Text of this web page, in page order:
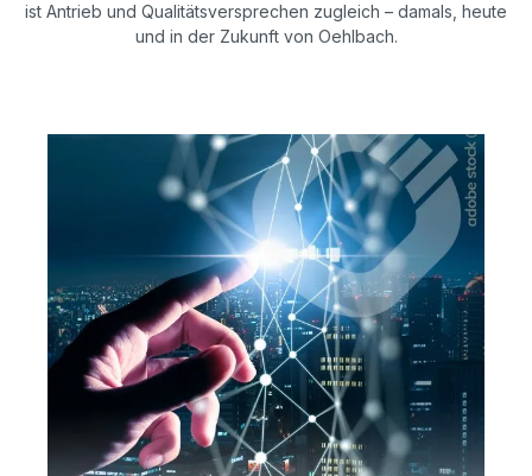
ist Antrieb und Qualitätsversprechen zugleich – damals, heute
und in der Zukunft von Oehlbach.